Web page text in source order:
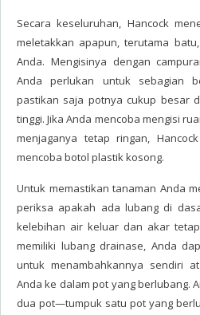
Secara keseluruhan, Hancock
meletakkan apapun, terutama
Anda. Mengisinya dengan
Anda perlukan untuk sebagian
pastikan saja potnya cukup besar
tinggi. Jika Anda mencoba mengisi
menjaganya tetap ringan,
mencoba botol plastik kosong.
Untuk memastikan tanaman Anda
periksa apakah ada lubang di
kelebihan air keluar dan akar
memiliki lubang drainase, Anda
untuk menambahkannya sendiri
Anda ke dalam pot yang berlubang.
dua pot—tumpuk satu pot yang